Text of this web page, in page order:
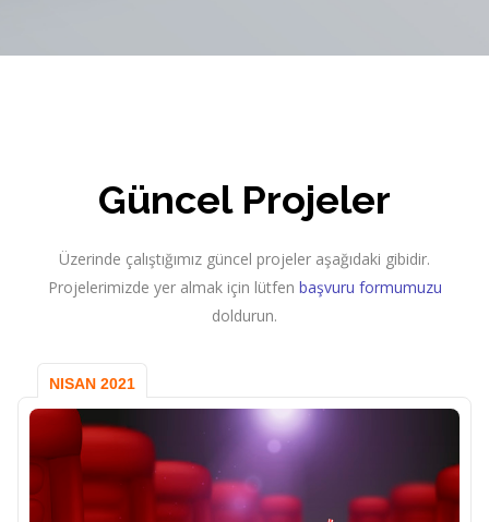
Güncel Projeler
Üzerinde çalıştığımız güncel projeler aşağıdaki gibidir.
Projelerimizde yer almak için lütfen başvuru formumuzu
doldurun.
NISAN 2021